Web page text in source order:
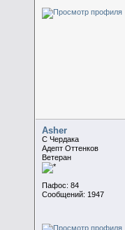
Asher
C Чердака
Адепт Оттенков
Ветеран
Пафос: 84
Сообщений: 1947